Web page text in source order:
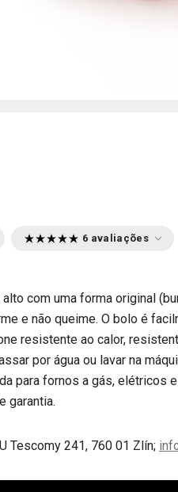
6 avaliações
com uma forma original
e não queime. O bolo é
resistente ao calor,
por água ou lavar na
para fornos a gás, elétricos
garantia.
Tescomy 241, 760 01 Zlín;